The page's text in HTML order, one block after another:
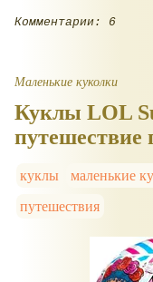
Комментарии: 6
Маленькие куколки
Куклы LOL
путешествие
куклы маленькие
путешествия